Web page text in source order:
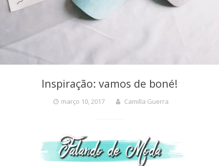
Inspiração: vamos de boné!
março 10, 2017 Camilla Guerra